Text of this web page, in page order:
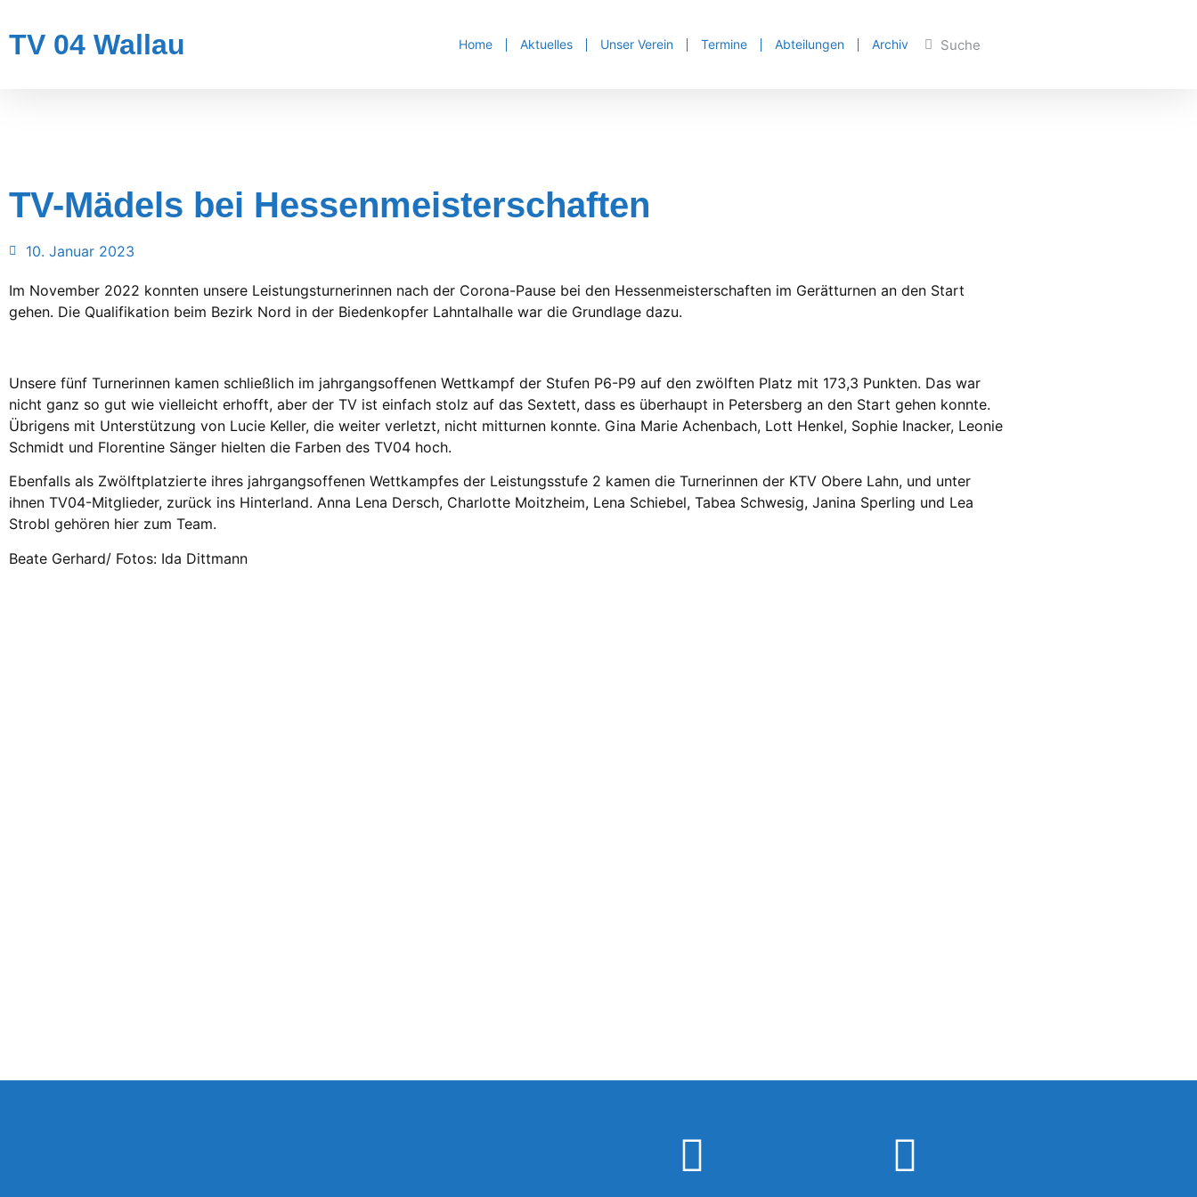
TV 04 Wallau Home Aktuelles Unser Verein Termine Abteilungen Archiv
TV-Mädels bei Hessenmeisterschaften
10. Januar 2023
Im November 2022 konnten unsere Leistungsturnerinnen nach der Corona-Pause bei den Hessenmeisterschaften im Gerätturnen an den Start
gehen. Die Qualifikation beim Bezirk Nord in der Biedenkopfer Lahntalhalle war die Grundlage dazu.
Unsere fünf Turnerinnen kamen schließlich im jahrgangsoffenen Wettkampf der Stufen P6-P9 auf den zwölften Platz mit 173,3 Punkten. Das war
nicht ganz so gut wie vielleicht erhofft, aber der TV ist einfach stolz auf das Sextett, dass es überhaupt in Petersberg an den Start gehen konnte.
Übrigens mit Unterstützung von Lucie Keller, die weiter verletzt, nicht mitturnen konnte. Gina Marie Achenbach, Lott Henkel, Sophie Inacker, Leonie
Schmidt und Florentine Sänger hielten die Farben des TV04 hoch.
Ebenfalls als Zwölftplatzierte ihres jahrgangsoffenen Wettkampfes der Leistungsstufe 2 kamen die Turnerinnen der KTV Obere Lahn, und unter
ihnen TV04-Mitglieder, zurück ins Hinterland. Anna Lena Dersch, Charlotte Moitzheim, Lena Schiebel, Tabea Schwesig, Janina Sperling und Lea
Strobl gehören hier zum Team.
Beate Gerhard/ Fotos: Ida Dittmann